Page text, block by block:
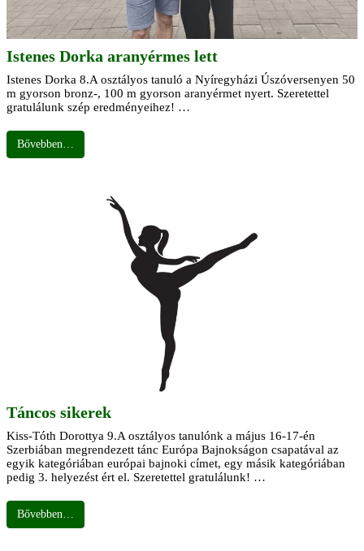
Istenes Dorka aranyérmes lett
Istenes Dorka 8.A osztályos tanuló a Nyíregyházi Úszóversenyen 50
m gyorson bronz-, 100 m gyorson aranyérmet nyert. Szeretettel
gratulálunk szép eredményeihez! …
Bővebben…
Táncos sikerek
Kiss-Tóth Dorottya 9.A osztályos tanulónk a május 16-17-én
Szerbiában megrendezett tánc Európa Bajnokságon csapatával az
egyik kategóriában európai bajnoki címet, egy másik kategóriában
pedig 3. helyezést ért el. Szeretettel gratulálunk! …
Bővebben…